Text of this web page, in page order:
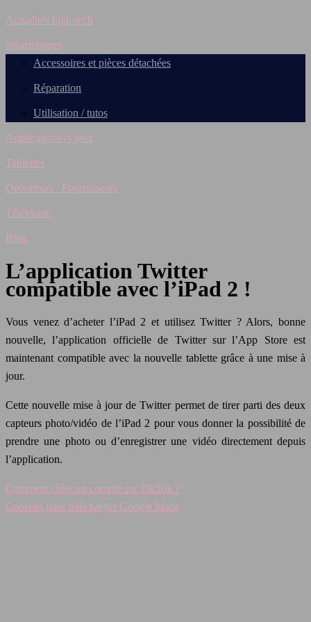
Actualités high-tech
Smartphones
Accessoires et pièces détachées
Réparation
Utilisation / tutos
Applications et jeux
Tablettes
Opérateurs / Fournisseurs
Télévision
Blog
L’application Twitter
compatible avec l’iPad 2 !
Vous venez d’acheter l’iPad 2 et utilisez Twitter ? Alors, bonne
nouvelle, l’application officielle de Twitter sur l’App Store est
maintenant compatible avec la nouvelle tablette grâce à une mise à
jour.
Cette nouvelle mise à jour de Twitter permet de tirer parti des deux
capteurs photo/vidéo de l’iPad 2 pour vous donner la possibilité de
prendre une photo ou d’enregistrer une vidéo directement depuis
l’application.
Comment créer un compte sur TikTok ?
Conseils pour télécharger Google Maps